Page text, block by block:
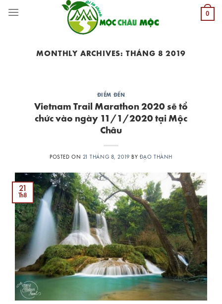
0
MONTHLY ARCHIVES: THÁNG 8 2019
ĐIỂM ĐẾN
Vietnam Trail Marathon 2020 sẽ tổ
chức vào ngày 11/1/2020 tại Mộc
Châu
POSTED ON 21 THÁNG 8, 2019 BY ĐẠO THÀNH
21
Th8